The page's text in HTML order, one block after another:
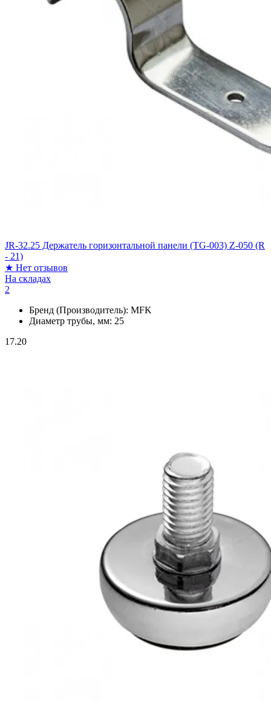
JR-32.25 Держатель горизонтальной панели (TG-003) Z-050 (R
- 21)
★ Нет отзывов
На складах
2
Бренд (Производитель): MFK
Диаметр трубы, мм: 25
17.20